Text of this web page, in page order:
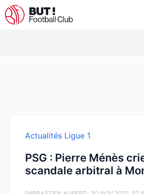
Aller
au
Actualités Ligue 1
PSG : Pierre Ménès
scandale arbitral à